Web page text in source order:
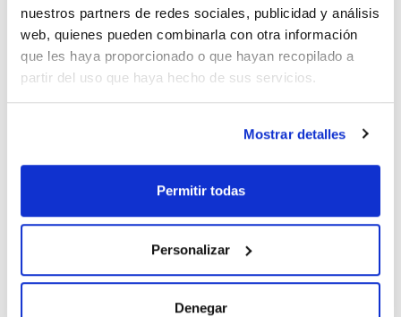
nuestros partners de redes sociales, publicidad y análisis
web, quienes pueden combinarla con otra información
que les haya proporcionado o que hayan recopilado a
partir del uso que haya hecho de sus servicios.
Mostrar detalles
Permitir todas
Personalizar
Denegar
Disponibilidad
Ver stock
Pack (u.)
1
x u.
Disponibilidad